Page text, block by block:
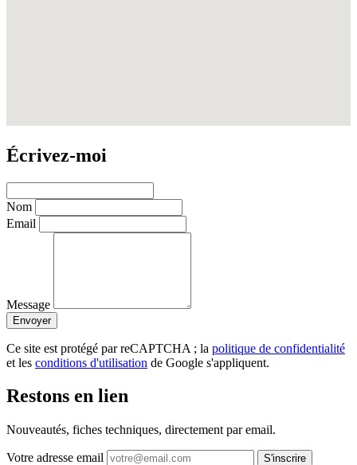
Écrivez-moi
Nom
Email
Message
Envoyer
Ce site est protégé par reCAPTCHA ; la politique de confidentialité
et les conditions d'utilisation de Google s'appliquent.
Restons en lien
Nouveautés, fiches techniques, directement par email.
Votre adresse email S'inscrire